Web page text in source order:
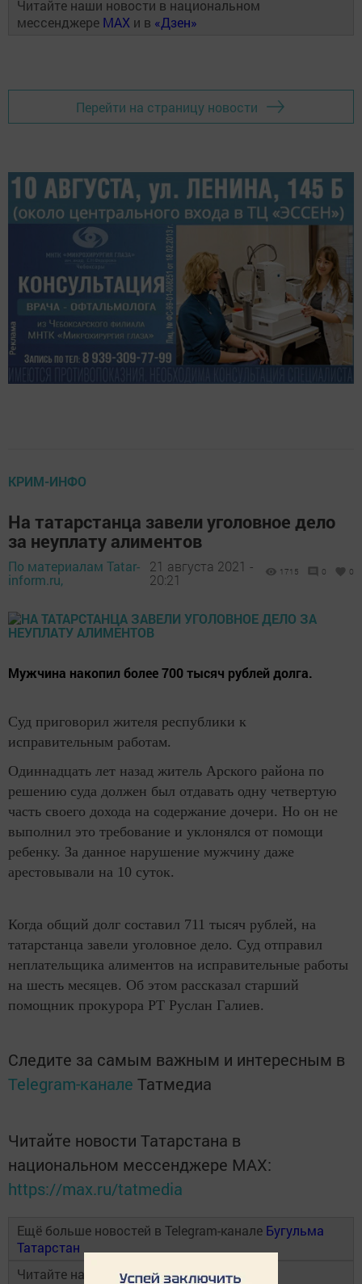
Читайте наши новости в национальном
мессенджере MAX и в «Дзен»
Перейти на страницу новости
КРИМ-ИНФО
На татарстанца завели уголовное дело
за неуплату алиментов
По материалам Tatar-
inform.ru,
21 августа 2021 -
20:21
1715 0 0
Мужчина накопил более 700 тысяч рублей долга.
Суд приговорил жителя республики к
исправительным работам.
Одиннадцать лет назад житель Арского района по
решению суда должен был отдавать одну четвертую
часть своего дохода на содержание дочери. Но он не
выполнил это требование и уклонялся от помощи
ребенку. За данное нарушение мужчину даже
арестовывали на 10 суток.
Когда общий долг составил 711 тысяч рублей, на
татарстанца завели уголовное дело. Суд отправил
неплательщика алиментов на исправительные работы
на шесть месяцев. Об этом рассказал старший
помощник прокурора РТ Руслан Галиев.
Следите за самым важным и интересным в
Telegram-канале Татмедиа
Читайте новости Татарстана в
национальном мессенджере MАХ:
https://max.ru/tatmedia
Ещё больше новостей в Telegram-канале Бугульма
Татарстан
Читайте наши новости в национальном